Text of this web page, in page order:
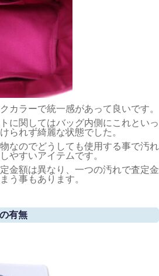
カラーで統一感があって良いです。
に関してはバッグ内側にこれといっ
られず綺麗な状態でした。
なのでどうしても使用する事で汚れ
やすいアイテムです。
金額は異なり、一つの汚れで査定金
う事もあります。
有無